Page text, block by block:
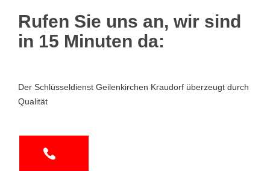
Rufen Sie uns an, wir sind
in 15 Minuten da:
Der Schlüsseldienst Geilenkirchen Kraudorf überzeugt durch
Qualität